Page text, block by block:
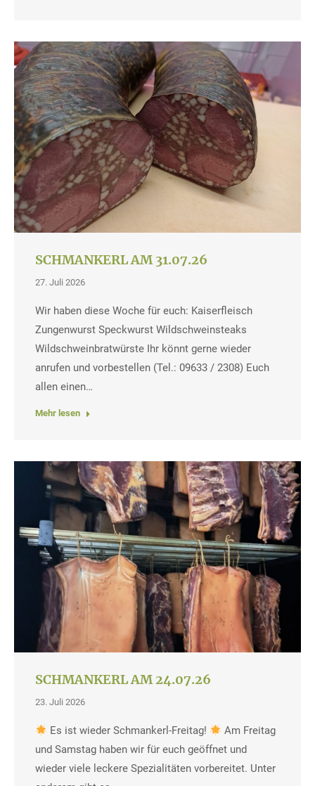
SCHMANKERL AM 31.07.26
27. Juli 2026
Wir haben diese Woche für euch: Kaiserfleisch
Zungenwurst Speckwurst Wildschweinsteaks
Wildschweinbratwürste Ihr könnt gerne wieder
anrufen und vorbestellen (Tel.: 09633 / 2308) Euch
allen einen…
Mehr lesen
SCHMANKERL AM 24.07.26
23. Juli 2026
Es ist wieder Schmankerl-Freitag!
Am Freitag
und Samstag haben wir für euch geöffnet und
wieder viele leckere Spezialitäten vorbereitet. Unter